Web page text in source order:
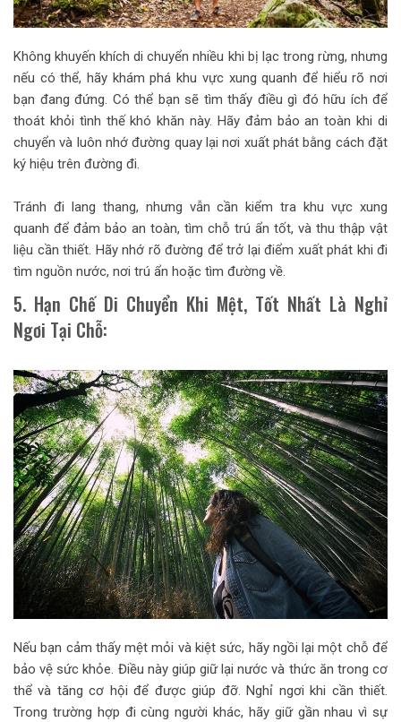
Không khuyến khích di chuyển nhiều khi bị lạc trong rừng, nhưng
nếu có thể, hãy khám phá khu vực xung quanh để hiểu rõ nơi
bạn đang đứng. Có thể bạn sẽ tìm thấy điều gì đó hữu ích để
thoát khỏi tình thế khó khăn này. Hãy đảm bảo an toàn khi di
chuyển và luôn nhớ đường quay lại nơi xuất phát bằng cách đặt
ký hiệu trên đường đi.
Tránh đi lang thang, nhưng vẫn cần kiểm tra khu vực xung
quanh để đảm bảo an toàn, tìm chỗ trú ẩn tốt, và thu thập vật
liệu cần thiết. Hãy nhớ rõ đường để trở lại điểm xuất phát khi đi
tìm nguồn nước, nơi trú ẩn hoặc tìm đường về.
5. Hạn Chế Di Chuyển Khi Mệt, Tốt Nhất Là Nghỉ
Ngơi Tại Chỗ:
Nếu bạn cảm thấy mệt mỏi và kiệt sức, hãy ngồi lại một chỗ để
bảo vệ sức khỏe. Điều này giúp giữ lại nước và thức ăn trong cơ
thể và tăng cơ hội để được giúp đỡ. Nghỉ ngơi khi cần thiết.
Trong trường hợp đi cùng người khác, hãy giữ gần nhau vì sự